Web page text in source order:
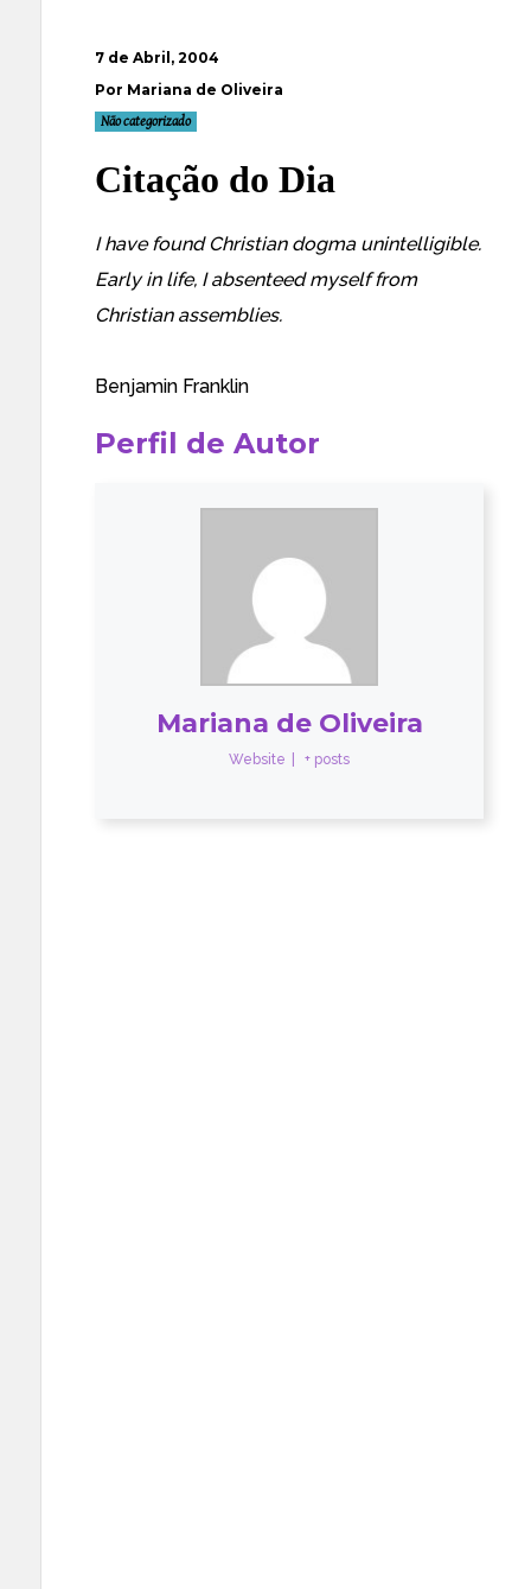
7 de Abril, 2004
Por Mariana de Oliveira
Não categorizado
Citação do Dia
I have found Christian dogma unintelligible.
Early in life, I absenteed myself from
Christian assemblies.
Benjamin Franklin
Perfil de Autor
Mariana de Oliveira
Website + posts